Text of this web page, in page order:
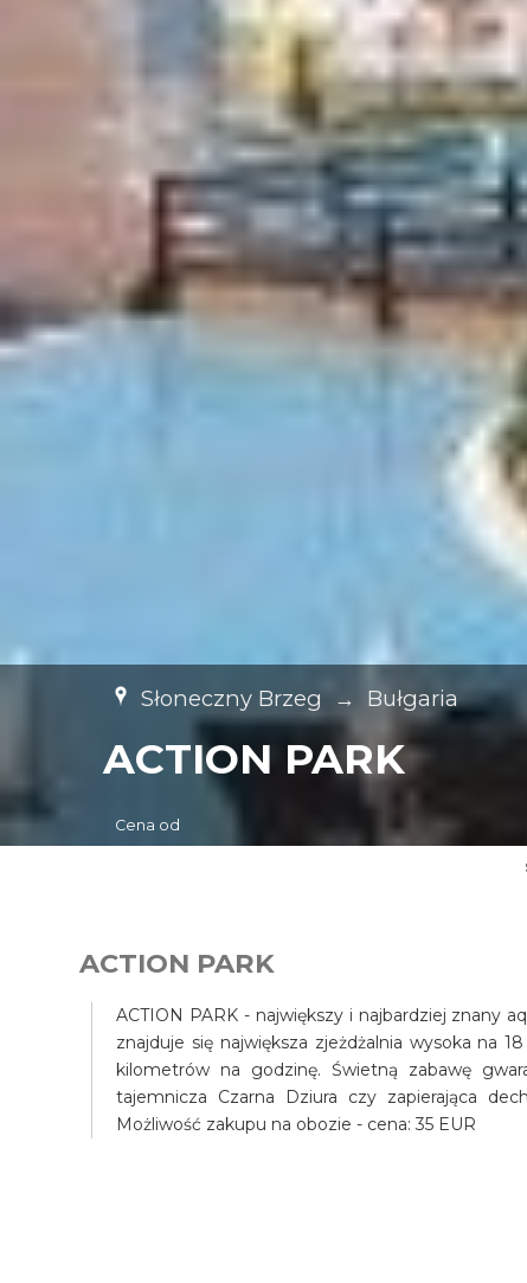
Słoneczny Brzeg → Bułgaria
ACTION PARK
Cena od
ACTION PARK
ACTION PARK - największy i najbardziej znany
znajduje się największa zjeżdżalnia wysoka na
kilometrów na godzinę. Świetną zabawę
tajemnicza Czarna Dziura czy zapierająca
Możliwość zakupu na obozie - cena: 35 EUR